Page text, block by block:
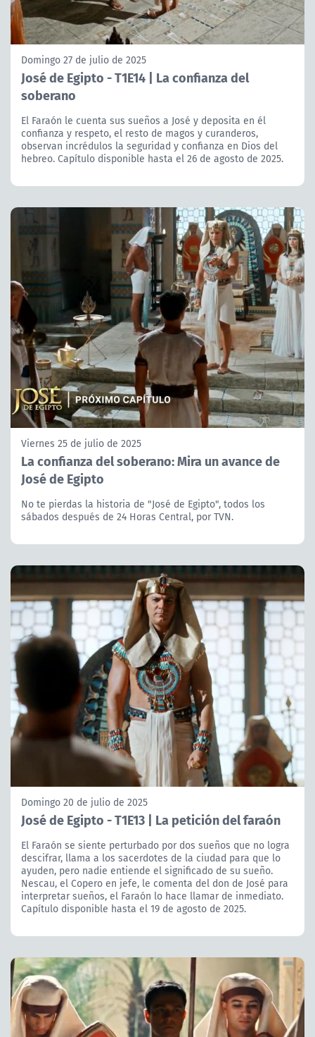
Domingo 27 de julio de 2025
José de Egipto - T1E14 | La confianza del
soberano
El Faraón le cuenta sus sueños a José y deposita en él
confianza y respeto, el resto de magos y curanderos,
observan incrédulos la seguridad y confianza en Dios del
hebreo. Capítulo disponible hasta el 26 de agosto de 2025.
Viernes 25 de julio de 2025
La confianza del soberano: Mira un avance de
José de Egipto
No te pierdas la historia de "José de Egipto", todos los
sábados después de 24 Horas Central, por TVN.
Domingo 20 de julio de 2025
José de Egipto - T1E13 | La petición del faraón
El Faraón se siente perturbado por dos sueños que no logra
descifrar, llama a los sacerdotes de la ciudad para que lo
ayuden, pero nadie entiende el significado de su sueño.
Nescau, el Copero en jefe, le comenta del don de José para
interpretar sueños, el Faraón lo hace llamar de inmediato.
Capítulo disponible hasta el 19 de agosto de 2025.